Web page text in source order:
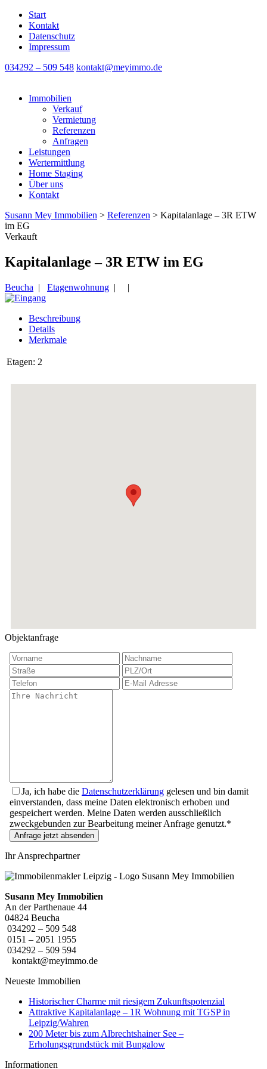
Start
Kontakt
Datenschutz
Impressum
034292 – 509 548 kontakt@meyimmo.de
Immobilien
Verkauf
Vermietung
Referenzen
Anfragen
Leistungen
Wertermittlung
Home Staging
Über uns
Kontakt
Susann Mey Immobilien > Referenzen > Kapitalanlage – 3R ETW
im EG
Verkauft
Kapitalanlage – 3R ETW im EG
Beucha | Etagenwohnung | |
Beschreibung
Details
Merkmale
Etagen: 2
Objektanfrage
Ja, ich habe die Datenschutzerklärung gelesen und bin damit
einverstanden, dass meine Daten elektronisch erhoben und
gespeichert werden. Meine Daten werden ausschließlich
zweckgebunden zur Bearbeitung meiner Anfrage genutzt.*
Anfrage jetzt absenden
Ihr Ansprechpartner
Susann Mey Immobilien
An der Parthenaue 44
04824 Beucha
034292 – 509 548
0151 – 2051 1955
034292 – 509 594
kontakt@meyimmo.de
Neueste Immobilien
Historischer Charme mit riesigem Zukunftspotenzial
Attraktive Kapitalanlage – 1R Wohnung mit TGSP in
Leipzig/Wahren
200 Meter bis zum Albrechtshainer See –
Erholungsgrundstück mit Bungalow
Informationen